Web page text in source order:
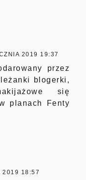
2019 19:37
przez
blogerki,
się
planach Fenty
2019 18:57